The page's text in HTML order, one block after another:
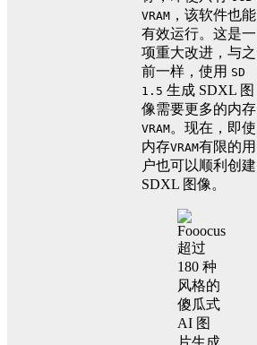
VRAM ，该软件也能
有效运行。这是一
项重大改进，与之
前一样，使用 SD
1.5 生成 SDXL 图
像需要更多的内存
VRAM。现在，即使
内存VRAM有限的用
户也可以顺利创建
SDXL 图像。